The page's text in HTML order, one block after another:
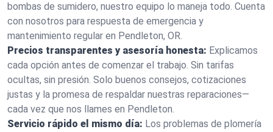
bombas de sumidero, nuestro equipo lo maneja todo. Cuenta
con nosotros para respuesta de emergencia y
mantenimiento regular en Pendleton, OR.
Precios transparentes y asesoría honesta: Explicamos
cada opción antes de comenzar el trabajo. Sin tarifas
ocultas, sin presión. Solo buenos consejos, cotizaciones
justas y la promesa de respaldar nuestras reparaciones—
cada vez que nos llames en Pendleton.
Servicio rápido el mismo día: Los problemas de plomería